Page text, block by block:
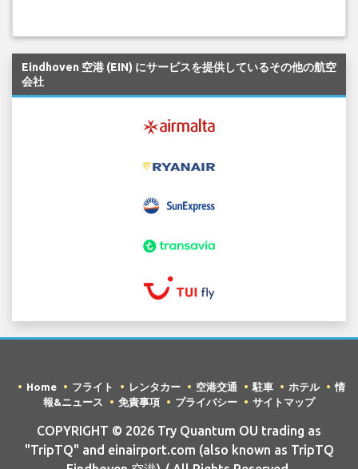
Eindhoven 空港 (EIN) にサービスを提供しているその他の航空
会社
Home フライト レンタカー 空港交通 駐車 ホテル
情
報&ニュース
免責事項 プライバシー サイトマップ
COPYRIGHT © 2026 Try Quantum OU trading as
"TripTQ" and einairport.com (also known as TripTQ